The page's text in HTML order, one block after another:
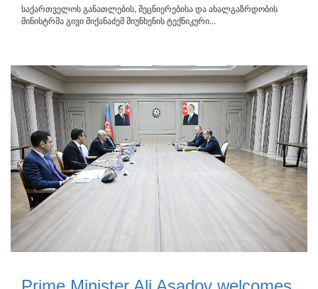
საქართველოს განათლების, მეცნიერებისა და ახალგაზრდობის
მინისტრმა გივი მიქანაძემ მიუნხენის ტექნიკური...